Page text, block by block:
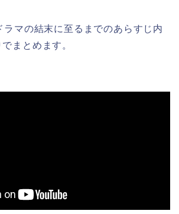
ラマの結末に至るまでのあらすじ内
まとめます。